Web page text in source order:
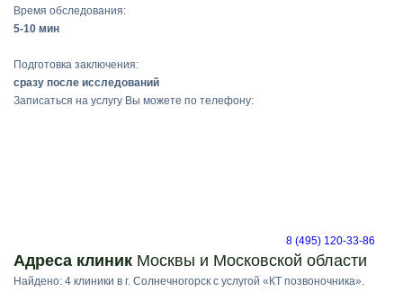
Время обследования:
5-10 мин
Подготовка заключения:
сразу после исследований
Записаться на услугу Вы можете по телефону:
8 (495) 120-33-86
Адреса клиник Москвы и Московской области
Найдено: 4 клиники в г. Солнечногорск с услугой «КТ позвоночника».